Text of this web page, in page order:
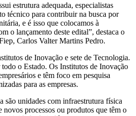
estrutura adequada, especialistas
técnico para contribuir na busca por
e é isso que colocamos à
o lançamento deste edital”, destaca o
Carlos Valter Martins Pedro.
de Inovação e sete de Tecnologia.
o Estado. Os Institutos de Inovação
e têm foco em pesquisa
para as empresas.
são unidades com infraestrutura física
novos processos ou produtos que têm o